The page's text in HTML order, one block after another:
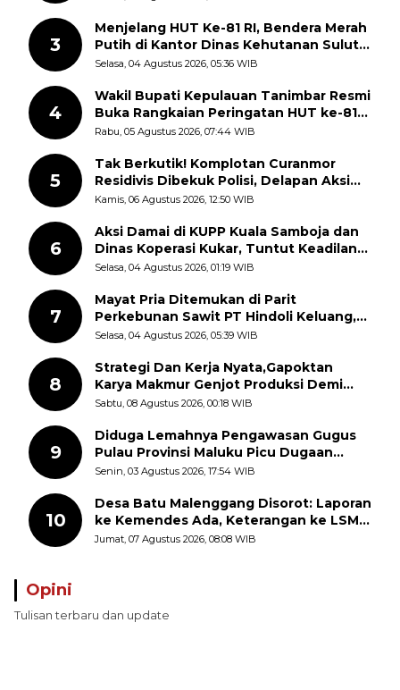
3
Menjelang HUT Ke-81 RI, Bendera Merah
Putih di Kantor Dinas Kehutanan Sulut
Disorot Warga
Selasa, 04 Agustus 2026, 05:36 WIB
4
Wakil Bupati Kepulauan Tanimbar Resmi
Buka Rangkaian Peringatan HUT ke-81
Kemerdekaan RI, ASN Diajak Perkuat
Rabu, 05 Agustus 2026, 07:44 WIB
5
Tak Berkutik! Komplotan Curanmor
Residivis Dibekuk Polisi, Delapan Aksi
Curanmor Di Candipuro Terungkap
Kamis, 06 Agustus 2026, 12:50 WIB
6
Aksi Damai di KUPP Kuala Samboja dan
Dinas Koperasi Kukar, Tuntut Keadilan
dan Kesempatan Kerja yang Adil
Selasa, 04 Agustus 2026, 01:19 WIB
7
Mayat Pria Ditemukan di Parit
Perkebunan Sawit PT Hindoli Keluang,
Polisi Selidiki Penyebab Kematian
Selasa, 04 Agustus 2026, 05:39 WIB
8
Strategi Dan Kerja Nyata,Gapoktan
Karya Makmur Genjot Produksi Demi
Swasembada Pangan
Sabtu, 08 Agustus 2026, 00:18 WIB
9
Diduga Lemahnya Pengawasan Gugus
Pulau Provinsi Maluku Picu Dugaan
Pungli terhadap Nelayan Bale-Bale di
Senin, 03 Agustus 2026, 17:54 WIB
10
Desa Batu Malenggang Disorot: Laporan
ke Kemendes Ada, Keterangan ke LSM
GMAS Berbeda
Jumat, 07 Agustus 2026, 08:08 WIB
Opini
Tulisan terbaru dan update